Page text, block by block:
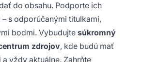
do obsahu. Podporte ich
– s odporúčanými titulkami,
bodmi. Vybudujte súkromný
zdrojov, kde budú mať
vždy aktuálne. Zahrňte